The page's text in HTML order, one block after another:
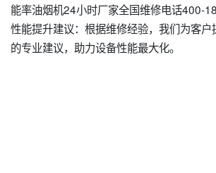
能率油烟机24小时厂家全国维修电话400-
性能提升建议：根据维修经验，我们为客
的专业建议，助力设备性能最大化。